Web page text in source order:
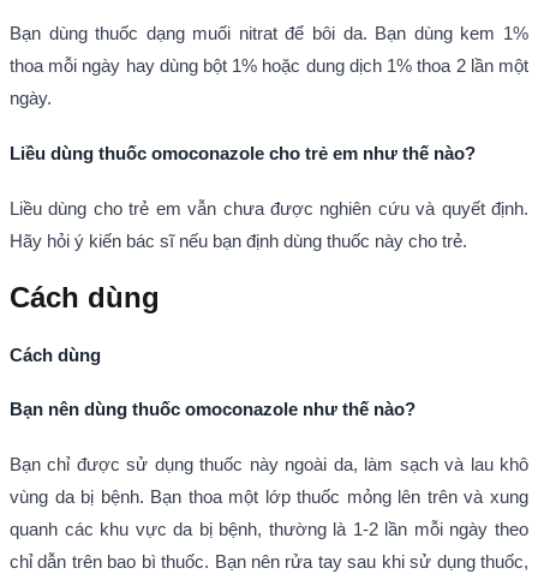
Bạn dùng thuốc dạng muối nitrat để bôi da. Bạn dùng kem 1%
thoa mỗi ngày hay dùng bột 1% hoặc dung dịch 1% thoa 2 lần một
ngày.
Liều dùng thuốc omoconazole cho trẻ em như thế nào?
Liều dùng cho trẻ em vẫn chưa được nghiên cứu và quyết định.
Hãy hỏi ý kiến bác sĩ nếu bạn định dùng thuốc này cho trẻ.
Cách dùng
Cách dùng
Bạn nên dùng thuốc omoconazole như thế nào?
Bạn chỉ được sử dụng thuốc này ngoài da, làm sạch và lau khô
vùng da bị bệnh. Bạn thoa một lớp thuốc mỏng lên trên và xung
quanh các khu vực da bị bệnh, thường là 1-2 lần mỗi ngày theo
chỉ dẫn trên bao bì thuốc. Bạn nên rửa tay sau khi sử dụng thuốc,